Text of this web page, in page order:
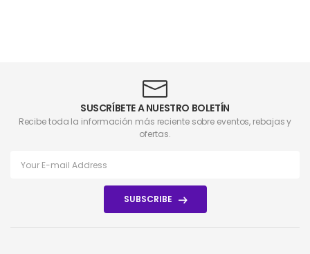
SUSCRÍBETE A NUESTRO BOLETÍN
Recibe toda la información más reciente sobre eventos, rebajas y
ofertas.
SUBSCRIBE